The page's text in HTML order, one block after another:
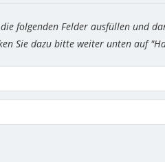
folgenden Felder ausfüllen und
Sie dazu bitte weiter unten auf